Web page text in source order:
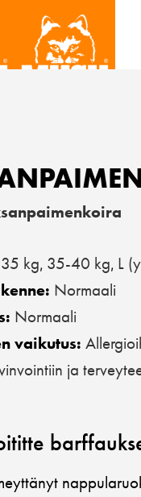
kg, 35-40 kg, L
Normaali
Normaali
vaikutus:
ja